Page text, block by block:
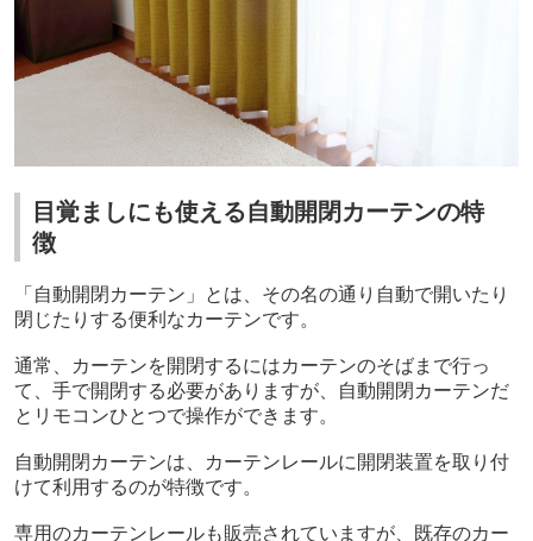
目覚ましにも使える自動開閉カーテンの特
徴
「自動開閉カーテン」とは、その名の通り自動で開いたり
閉じたりする便利なカーテンです。
通常、カーテンを開閉するにはカーテンのそばまで行っ
て、手で開閉する必要がありますが、自動開閉カーテンだ
とリモコンひとつで操作ができます。
自動開閉カーテンは、カーテンレールに開閉装置を取り付
けて利用するのが特徴です。
専用のカーテンレールも販売されていますが、既存のカー